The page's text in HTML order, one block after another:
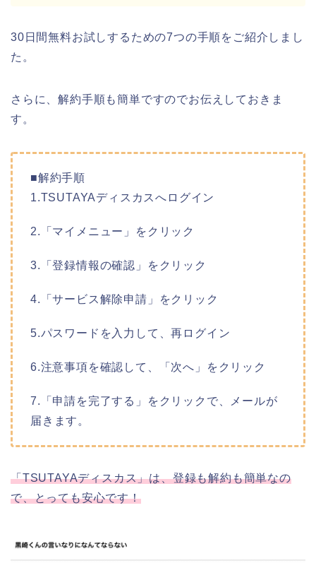
30日間無料お試しするための7つの手順をご紹介しまし
た。
さらに、解約手順も簡単ですのでお伝えしておきま
す。
■解約手順
1.TSUTAYAディスカスへログイン
2.「マイメニュー」をクリック
3.「登録情報の確認」をクリック
4.「サービス解除申請」をクリック
5.パスワードを入力して、再ログイン
6.注意事項を確認して、「次へ」をクリック
7.「申請を完了する」をクリックで、メールが
届きます。
「TSUTAYAディスカス」は、登録も解約も簡単なの
で、とっても安心です！